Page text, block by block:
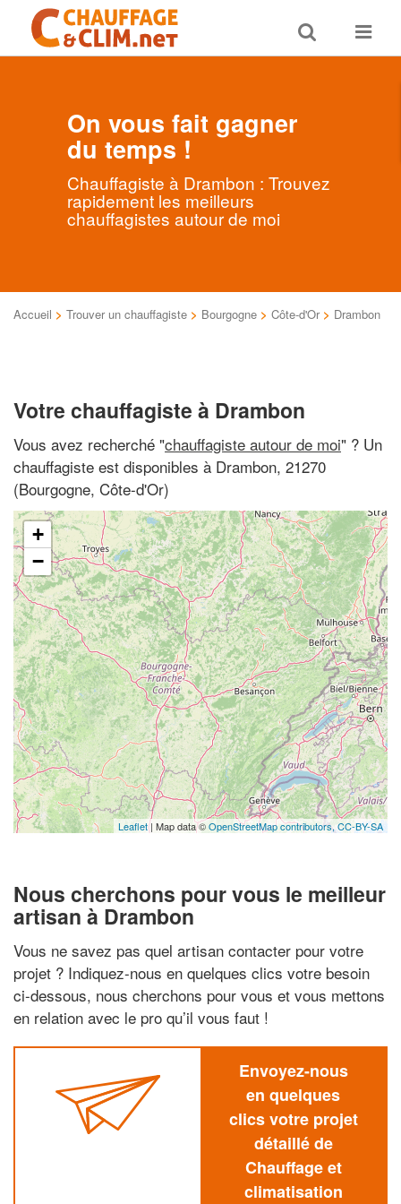
Toggle
search
Toggle
On vous fait gagner
du temps !
Chauffagiste à Drambon : Trouvez
rapidement les meilleurs
chauffagistes autour de moi
Accueil > Trouver un chauffagiste > Bourgogne > Côte-d'Or > Drambon
Votre chauffagiste à Drambon
Vous avez recherché "chauffagiste autour de moi" ? Un
chauffagiste est disponibles à Drambon, 21270
(Bourgogne, Côte-d'Or)
+
−
Leaflet| Map data ©OpenStreetMap contributors, CC-BY-SA
Nous cherchons pour vous le meilleur
artisan à Drambon
Vous ne savez pas quel artisan contacter pour votre
projet ? Indiquez-nous en quelques clics votre besoin
ci-dessous, nous cherchons pour vous et vous mettons
en relation avec le pro qu’il vous faut !
Envoyez-nous
en quelques
clics votre projet
détaillé de
Chauffage et
climatisation